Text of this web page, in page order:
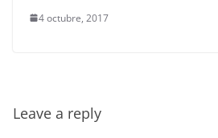
4 octubre, 2017
Leave a reply